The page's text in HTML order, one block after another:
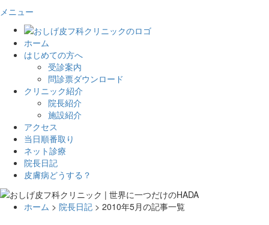
メニュー
ホーム
はじめての方へ
受診案内
問診票ダウンロード
クリニック紹介
院長紹介
施設紹介
アクセス
当日順番取り
ネット診療
院長日記
皮膚病どうする？
ホーム > 院長日記 > 2010年5月の記事一覧